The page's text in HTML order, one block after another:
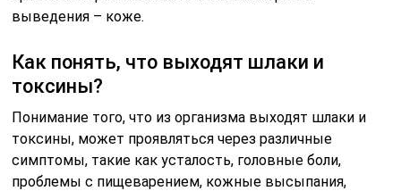
выведения – коже.
Как понять, что выходят шлаки и
токсины?
Понимание того, что из организма выходят шлаки и
токсины, может проявляться через различные
симптомы, такие как усталость, головные боли,
проблемы с пищеварением, кожные высыпания,